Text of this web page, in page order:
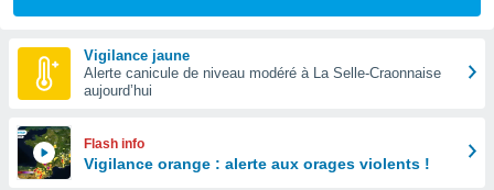
Vigilance jaune
Alerte canicule de niveau modéré à La Selle-Craonnaise
aujourd’hui
Flash info
Vigilance orange : alerte aux orages violents !